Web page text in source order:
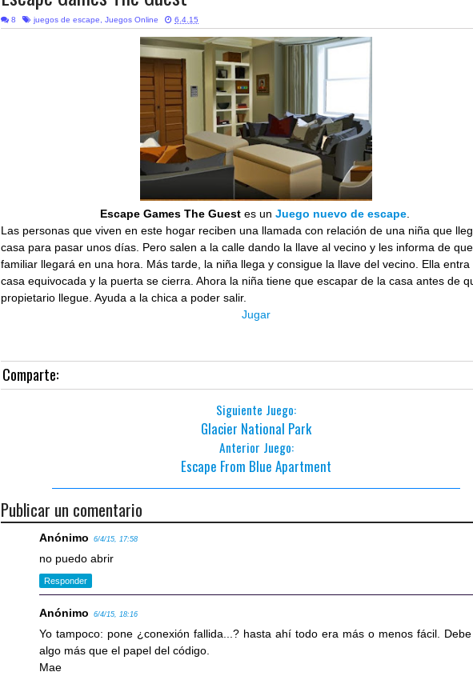
8 juegos de escape Juegos Online 6.4.15
Escape Games The Guestes un Juego nuevo de escape.
Las personas que viven en este hogar reciben una llamada con relación de una niña que
casa para pasar unos días. Pero salen a la calle dando la llave al vecino y les informa de
familiar llegará en una hora. Más tarde, la niña llega y consigue la llave del vecino. Ella entra
casa equivocada y la puerta se cierra. Ahora la niña tiene que escapar de la casa antes de
propietario llegue. Ayuda a la chica a poder salir.
Jugar
Comparte:
Siguiente Juego:
Glacier National Park
Anterior Juego:
Escape From Blue Apartment
Publicar un comentario
Anónimo 6/4/15, 17:58
no puedo abrir
Responder
Anónimo 6/4/15, 18:16
Yo tampoco: pone ¿conexión fallida...? hasta ahí todo era más o menos fácil.
algo más que el papel del código.
Mae